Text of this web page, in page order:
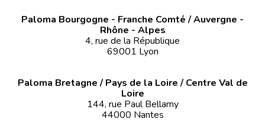
Paloma Bourgogne - Franche Comté / Auvergne -
Rhône - Alpes
4, rue de la République
69001 Lyon
Paloma Bretagne / Pays de la Loire / Centre Val de
Loire
144, rue Paul Bellamy
44000 Nantes